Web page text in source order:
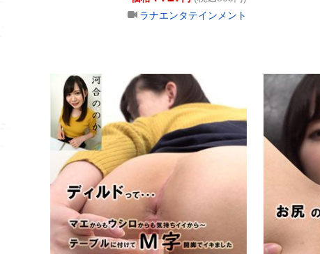
ラナエンタテインメント
ディルドって